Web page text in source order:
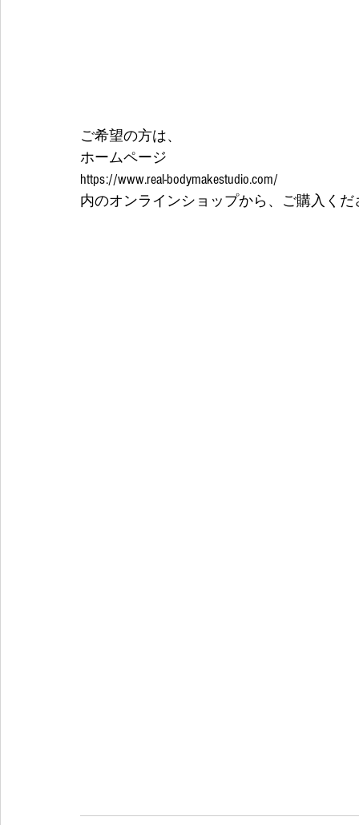
ご希望の方は、
ホームページ
https://www.real-bodymakestudio.com/
内のオンラインショップから、ご購入く